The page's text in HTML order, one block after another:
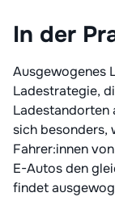
In der
Ausgewogenes
Ladestrategie,
Ladestandorten
sich besonders,
Fahrer:innen
E-Autos den
findet